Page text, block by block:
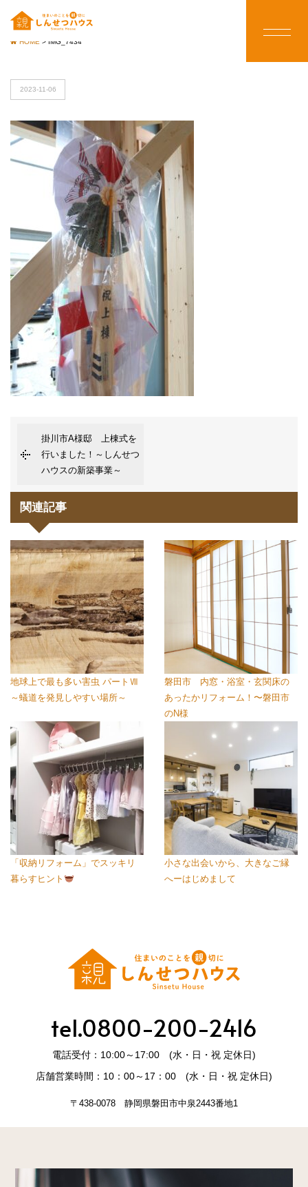
HOME > IMG_7434
2023-11-06
掛川市A様邸 上棟式を
行いました！～しんせつ
ハウスの新築事業～
関連記事
地球上で最も多い害虫 パートⅦ
～蟻道を発見しやすい場所～
磐田市 内窓・浴室・玄関床の
あったかリフォーム！〜磐田市
のN様
「収納リフォーム」でスッキリ
暮らすヒント
小さな出会いから、大きなご縁
へーはじめまして
tel.0800-200-2416
電話受付：10:00～17:00 (水・日・祝 定休日)
店舗営業時間：10：00～17：00 (水・日・祝 定休日)
〒438-0078 静岡県磐田市中泉2443番地1